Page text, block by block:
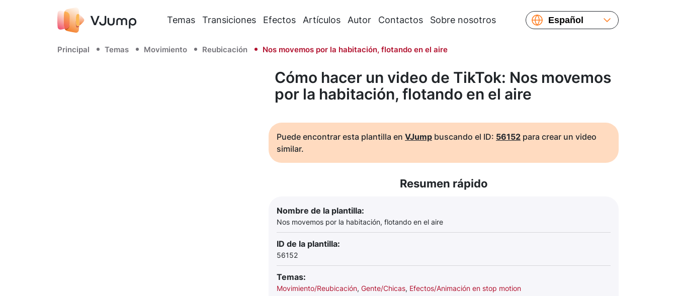
Temas Transiciones Efectos Artículos Autor Contactos Sobre nosotros
Español
Français
Principal Temas Movimiento Reubicación Nos movemos por la habitación, flotando en el aire
Cómo hacer un video de TikTok: Nos movemos
por la habitación, flotando en el aire
Puede encontrar esta plantilla en VJump buscando el ID: 56152 para crear un video
similar.
Resumen rápido
Nombre de la plantilla:
Nos movemos por la habitación, flotando en el aire
ID de la plantilla:
56152
Temas:
Movimiento/Reubicación, Gente/Chicas, Efectos/Animación en stop motion